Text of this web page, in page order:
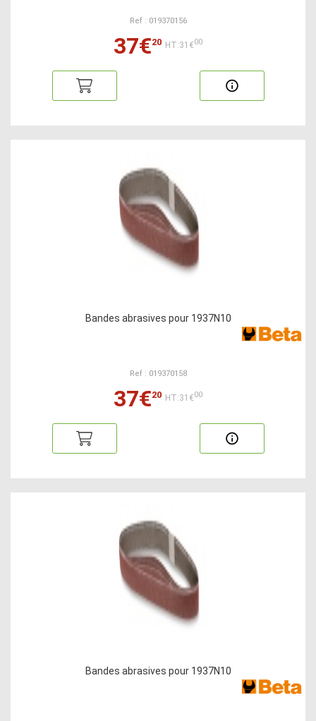
Ref : 019370156
37€20 HT:31€00
Bandes abrasives pour 1937N10
Ref : 019370158
37€20 HT:31€00
Bandes abrasives pour 1937N10